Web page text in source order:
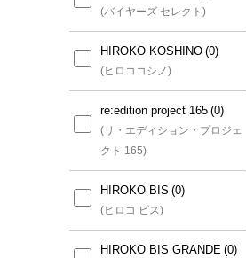
いサイズ)
さいサイズ))
HIROKO BIS(小さいサイズ)
(ヒロコビス(小さいサイズ))
MICHEL KLEIN(小さいサイ
ズ)
(ミッシェルクラン(小さいサイ
ズ))
(バイヤーズ セレクト)
HIROKO KOSHINO
(ヒロココシノ)
re:edition project 165
(リ・エディション・プロジェ
クト 165)
HIROKO BIS
(ヒロコ ビス)
HIROKO BIS GRANDE